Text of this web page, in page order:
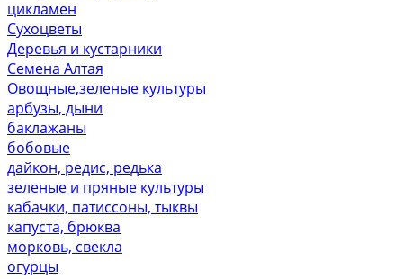
цикламен
Сухоцветы
Деревья и кустарники
Семена Алтая
Овощные,зеленые культуры
арбузы, дыни
баклажаны
бобовые
дайкон, редис, редька
зеленые и пряные культуры
кабачки, патиссоны, тыквы
капуста, брюква
морковь, свекла
огурцы